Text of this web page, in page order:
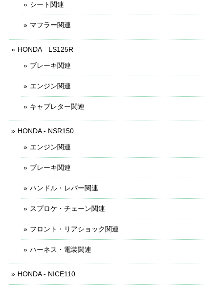
シート関連
マフラー関連
HONDA LS125R
ブレーキ関連
エンジン関連
キャブレター関連
HONDA - NSR150
エンジン関連
ブレーキ関連
ハンドル・レバー関連
スプロケ・チェーン関連
フロント・リアショック関連
ハーネス・電装関連
HONDA - NICE110